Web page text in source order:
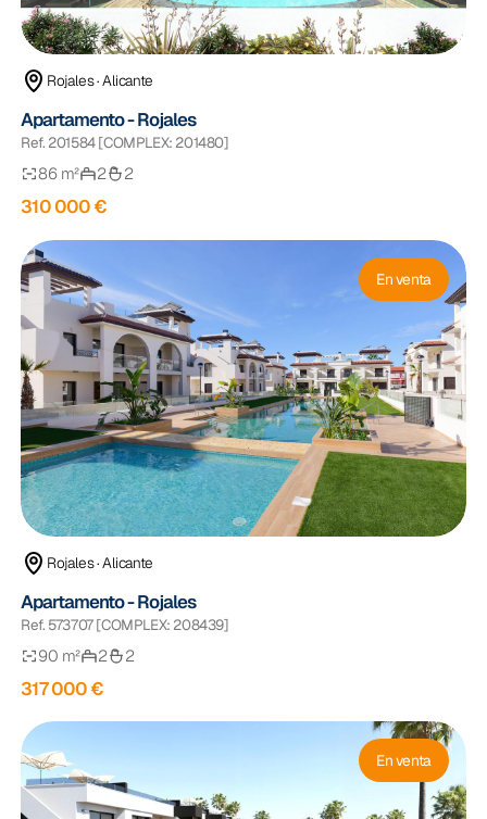
Rojales · Alicante
Apartamento - Rojales
Ref. 201584 [COMPLEX: 201480]
86 m² 2 2
310 000 €
En venta
Rojales · Alicante
Apartamento - Rojales
Ref. 573707 [COMPLEX: 208439]
90 m² 2 2
317 000 €
En venta